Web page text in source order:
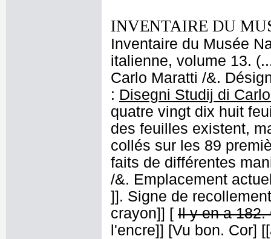
INVENTAIRE DU
Inventaire du Musée
italienne, volume 13.
Carlo Maratti /&.
: Disegni Studij di
quatre vingt dix huit
des feuilles existent,
collés sur les 89
faits de différentes
/&. Emplacement
]]. Signe de
crayon]] [ Il y en a 182.
l'encre]] [Vu bon. Cor]